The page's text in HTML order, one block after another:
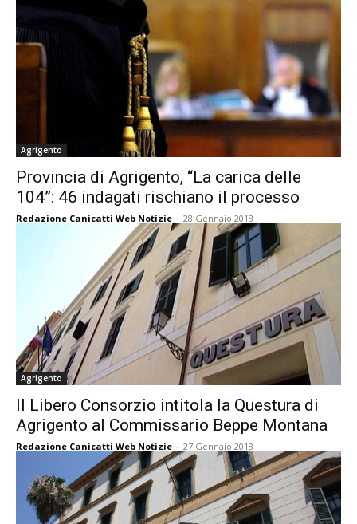
Agrigento
Provincia di Agrigento, “La carica delle
104”: 46 indagati rischiano il processo
Redazione Canicatti Web Notizie - 28 Gennaio 2018
Agrigento
Il Libero Consorzio intitola la Questura di
Agrigento al Commissario Beppe Montana
Redazione Canicatti Web Notizie - 27 Gennaio 2018